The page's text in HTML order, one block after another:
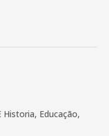
Educação,